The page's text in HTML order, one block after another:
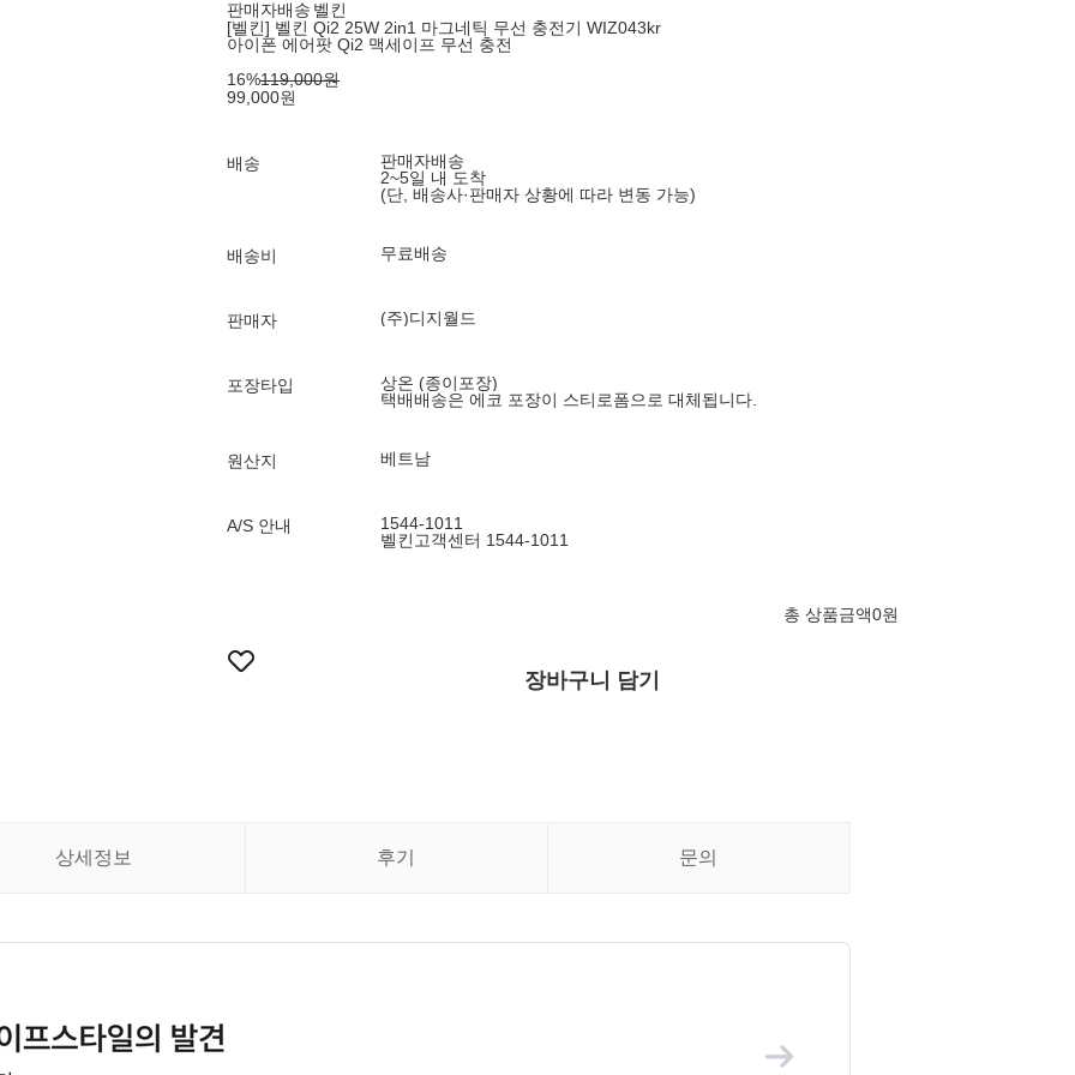
판매자배송 벨킨
[벨킨] 벨킨 Qi2 25W 2in1 마그네틱 무선 충전기 WIZ043kr
아이폰 에어팟 Qi2 맥세이프 무선 충전
16%119,000원
99,000원
배송
판매자배송
2~5일 내 도착
(단, 배송사·판매자 상황에 따라 변동 가능)
배송비 무료배송
판매자 (주)디지월드
포장타입
상온 (종이포장)
택배배송은 에코 포장이 스티로폼으로 대체됩니다.
원산지 베트남
A/S 안내
1544-1011
벨킨고객센터 1544-1011
총 상품금액0원
장바구니 담기
상세정보 후기 문의